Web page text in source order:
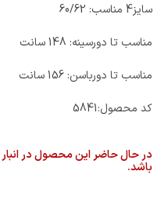
سایز4 مناسب: 60/62
مناسب تا دورسینه: 148 سانت
مناسب تا دورباسن: 156 سانت
کد محصول:5841
در حال حاضر این محصول در
باشد.